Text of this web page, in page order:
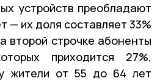
устройств преобладают
— их доля составляет 33%
второй строчке абоненты
приходится 27%,
жители от 55 до 64 лет